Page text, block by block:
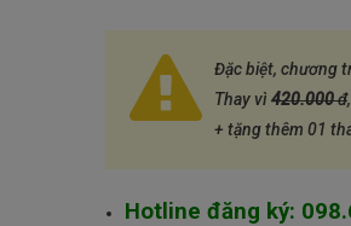
Đặc biệt, chương
Thay vì 420.000đ
+ tặng thêm 01
Hotline đăng ký: